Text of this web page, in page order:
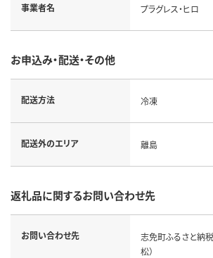
事業者名 プラグレス・ヒロ
お申込み・配送・その他
配送方法 冷凍
配送外のエリア 離島
返礼品に関するお問い合わせ先
お問い合わせ先
志免町ふるさと納
松）